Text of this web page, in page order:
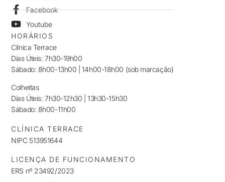
Facebook
Youtube
HORÁRIOS
Clínica Terrace
Dias Úteis: 7h30-19h00
Sábado: 8h00-13h00 | 14h00-18h00 (sob marcação)
Colheitas
Dias Úteis: 7h30-12h30 | 13h30-15h30
Sábado: 8h00-11h00
CLÍNICA TERRACE
NIPC 513951644
LICENÇA DE FUNCIONAMENTO
ERS nº 23492/2023